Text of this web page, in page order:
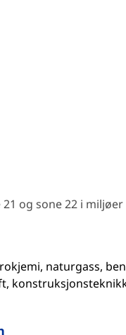
og sone 22 i
naturgass,